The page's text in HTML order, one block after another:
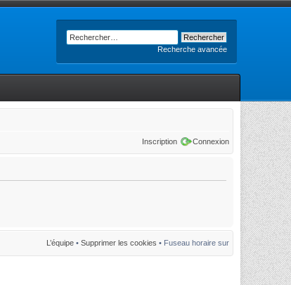
Recherche avancée
Inscription Connexion
L’équipe • Supprimer les cookies • Fuseau horaire sur